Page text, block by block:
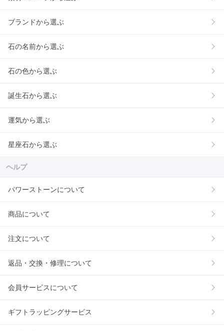
ブランドから選ぶ
石の名前から選ぶ
石の色から選ぶ
誕生石から選ぶ
運気から選ぶ
星座石から選ぶ
ヘルプ
パワーストーンについて
商品について
注文について
返品・交換・修理について
会員サービスについて
ギフトラッピングサービス